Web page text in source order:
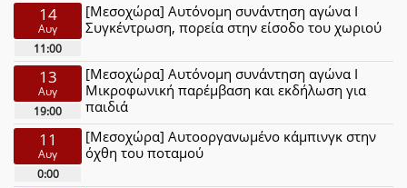
14
Αυγ
11:00
[Μεσοχώρα] Αυτόνομη συνάντηση αγώνα Ι
Συγκέντρωση, πορεία στην είσοδο του χωριού
13
Αυγ
19:00
[Μεσοχώρα] Αυτόνομη συνάντηση αγώνα Ι
Μικροφωνική παρέμβαση και εκδήλωση για
παιδιά
11
Αυγ
0:00
[Μεσοχώρα] Αυτοοργανωμένο κάμπινγκ στην
όχθη του ποταμού